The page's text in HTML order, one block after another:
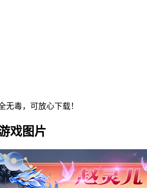
无毒，可放心下载！
戏图片